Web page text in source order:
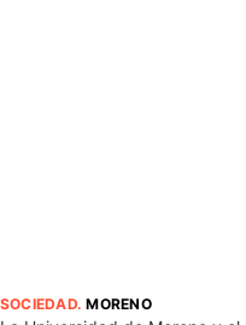
SOCIEDAD.MORENO